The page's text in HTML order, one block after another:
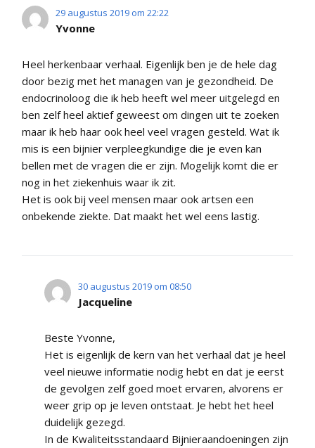
29 augustus 2019 om 22:22
Yvonne
Heel herkenbaar verhaal. Eigenlijk ben je de hele dag
door bezig met het managen van je gezondheid. De
endocrinoloog die ik heb heeft wel meer uitgelegd en
ben zelf heel aktief geweest om dingen uit te zoeken
maar ik heb haar ook heel veel vragen gesteld. Wat ik
mis is een bijnier verpleegkundige die je even kan
bellen met de vragen die er zijn. Mogelijk komt die er
nog in het ziekenhuis waar ik zit.
Het is ook bij veel mensen maar ook artsen een
onbekende ziekte. Dat maakt het wel eens lastig.
30 augustus 2019 om 08:50
Jacqueline
Beste Yvonne,
Het is eigenlijk de kern van het verhaal dat je heel
veel nieuwe informatie nodig hebt en dat je eerst
de gevolgen zelf goed moet ervaren, alvorens er
weer grip op je leven ontstaat. Je hebt het heel
duidelijk gezegd.
In de Kwaliteitsstandaard Bijnieraandoeningen zijn